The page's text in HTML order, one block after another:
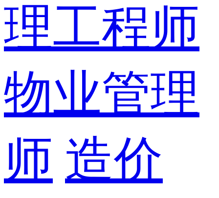
理工程师
物业管理
师 造价